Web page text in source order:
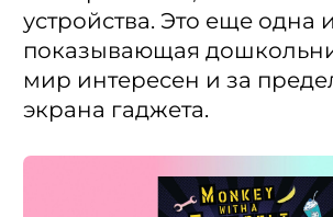
устройства. Это еще одна
показывающая
мир интересен и за
экрана гаджета.